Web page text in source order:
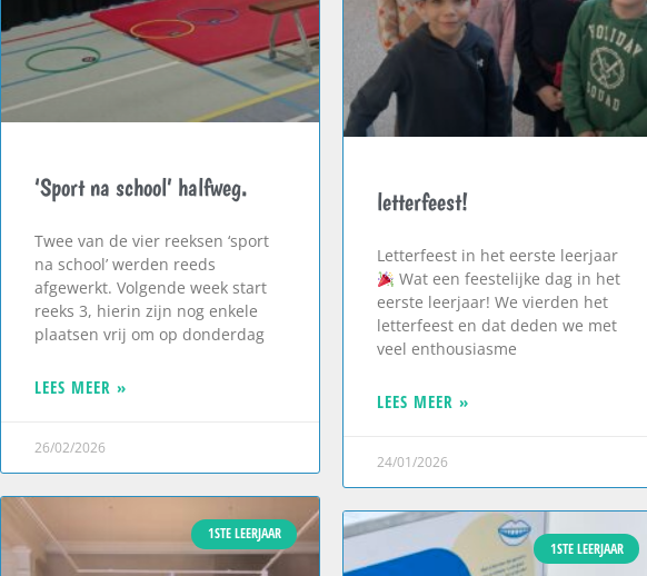
‘Sport na school’ halfweg.
Twee van de vier reeksen ‘sport
na school’ werden reeds
afgewerkt. Volgende week start
reeks 3, hierin zijn nog enkele
plaatsen vrij om op donderdag
LEES MEER »
26/02/2026
letterfeest!
Letterfeest in het eerste leerjaar
Wat een feestelijke dag in het
eerste leerjaar! We vierden het
letterfeest en dat deden we met
veel enthousiasme
LEES MEER »
24/01/2026
1STE LEERJAAR
1STE LEERJAAR